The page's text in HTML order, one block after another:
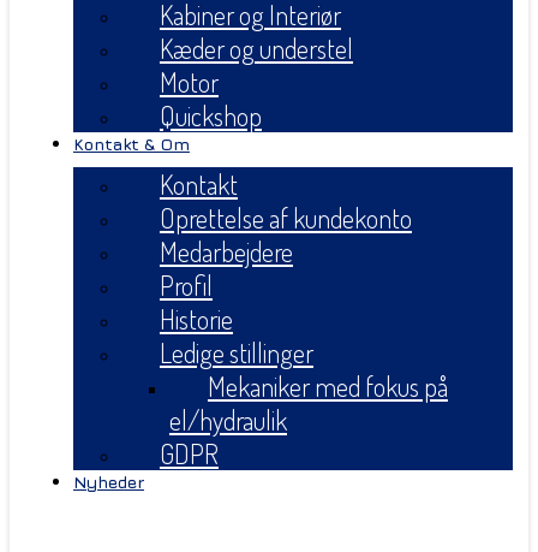
Kabiner og Interiør
Kæder og understel
Motor
Quickshop
Kontakt & Om
Kontakt
Oprettelse af kundekonto
Medarbejdere
Profil
Historie
Ledige stillinger
Mekaniker med fokus på
el/hydraulik
GDPR
Nyheder